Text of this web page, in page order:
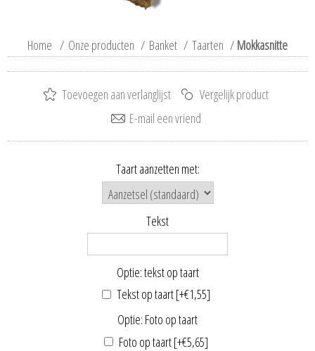
Home / Onze producten / Banket / Taarten / Mokkasnitte
Taart aanzetten met:
Tekst
Optie: tekst op taart
Tekst op taart [+€1,55]
Optie: Foto op taart
Foto op taart [+€5,65]